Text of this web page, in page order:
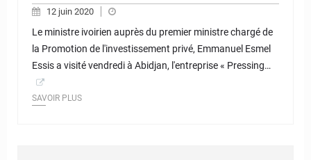
12 juin 2020
Le ministre ivoirien auprès du premier ministre chargé de
la Promotion de l'investissement privé, Emmanuel Esmel
Essis a visité vendredi à Abidjan, l'entreprise « Pressing…
SAVOIR PLUS